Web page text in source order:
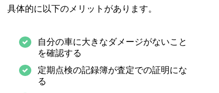
具体的に以下のメリットがあります。
自分の車に大きなダメージがないこと
を確認する
定期点検の記録簿が査定での証明にな
る